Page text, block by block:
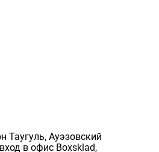
Таугуль, Ауэзовский
в офис Boxsklad,